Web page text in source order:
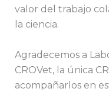
valor del trabajo
la ciencia.
Agradecemos a
CROVet, la única
acompañarlos en